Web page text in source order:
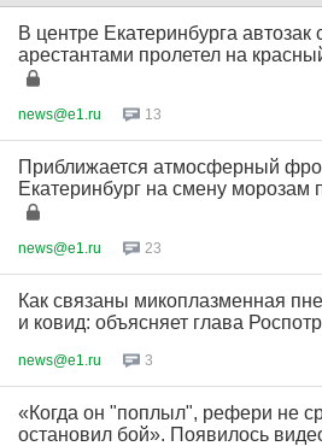
В центре Екатеринбурга автозак
арестантами пролетел на
news@e1.ru 13
Приближается атмосферный
Екатеринбург на смену морозам
news@e1.ru 23
Как связаны микоплазменная
и ковид: объясняет глава
news@e1.ru 3
«Когда он "поплыл", рефери не
остановил бой». Появилось